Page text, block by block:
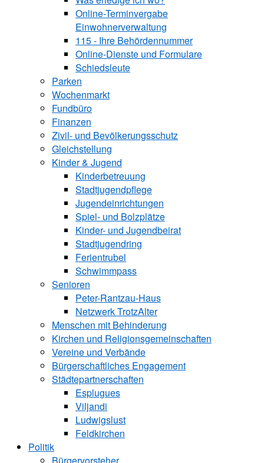
Online-Terminvergabe
Einwohnerverwaltung
115 - Ihre Behördennummer
Online-Dienste und Formulare
Schiedsleute
Parken
Wochenmarkt
Fundbüro
Finanzen
Zivil- und Bevölkerungsschutz
Gleichstellung
Kinder & Jugend
Kinderbetreuung
Stadtjugendpflege
Jugendeinrichtungen
Spiel- und Bolzplätze
Kinder- und Jugendbeirat
Stadtjugendring
Ferientrubel
Schwimmpass
Senioren
Peter-Rantzau-Haus
Netzwerk TrotzAlter
Menschen mit Behinderung
Kirchen und ­Religionsgemeinschaften
Vereine und Verbände
Bürgerschaftliches Engagement
Städtepartnerschaften
Esplugues
Viljandi
Ludwigslust
Feldkirchen
Politik